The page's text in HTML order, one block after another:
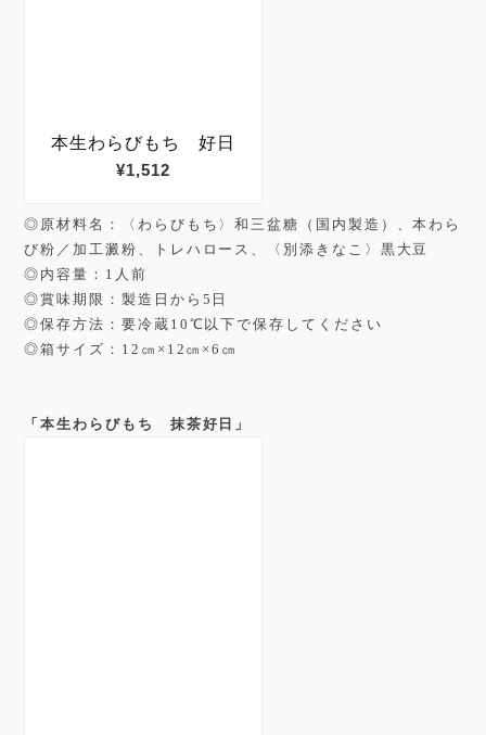
◎原材料名：〈わらびもち〉和三盆糖（国内製造）、本わら
び粉／加工澱粉、トレハロース、〈別添きなこ〉黒大豆
◎内容量：1人前
◎賞味期限：製造日から5日
◎保存方法：要冷蔵10℃以下で保存してください
◎箱サイズ：12㎝×12㎝×6㎝
「本生わらびもち 抹茶好日」